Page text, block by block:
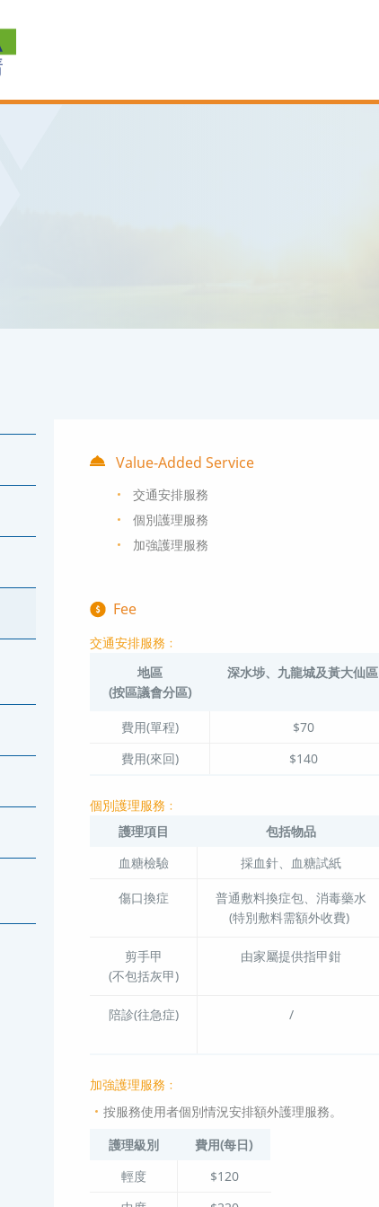
Value-Added Service
交通安排服務
個別護理服務
加強護理服務
Fee
交通安排服務﹕
地區
(按區議會分區)
深水埗、九龍城及黃大仙區
費用(單程)
$70
費用(來回)
$140
個別護理服務﹕
護理項目
包括物品
血糖檢驗
採血針、血糖試紙
傷口換症
普通敷料換症包、消毒藥水
(特別敷料需額外收費)
剪手甲
(不包括灰甲)
由家屬提供指甲鉗
陪診(往急症) /
加強護理服務﹕
按服務使用者個別情況安排額外護理服務。
護理級別
費用(每日)
輕度
$120